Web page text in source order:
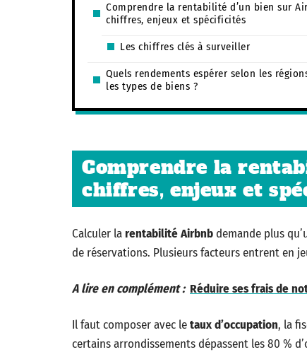
Comprendre la rentabilité d’un bien sur
chiffres, enjeux et spécificités
Les chiffres clés à surveiller
Quels rendements espérer selon les
les types de biens ?
Comprendre la
chiffres, enjeux et
Calculer larentabilité Airbnbdemande plus
de réservations. Plusieurs facteurs entrent en
A lire en complément : Réduire ses frais de
Il faut composer avec letaux d’occupation, la
certains arrondissements dépassent les 80 %